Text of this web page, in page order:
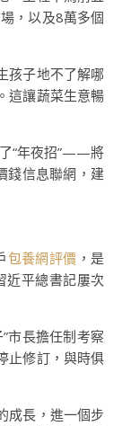
，以及8萬多個
孩子地不了解哪
這讓蔬菜生意暢
“年夜招”——將
錢信息聯網，建
包養網評價 ，是
近平總書記屢次
市長擔任制考察
止修訂，與時俱
成長，進一個步